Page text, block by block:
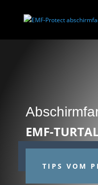
EMF-
TIPS VOM